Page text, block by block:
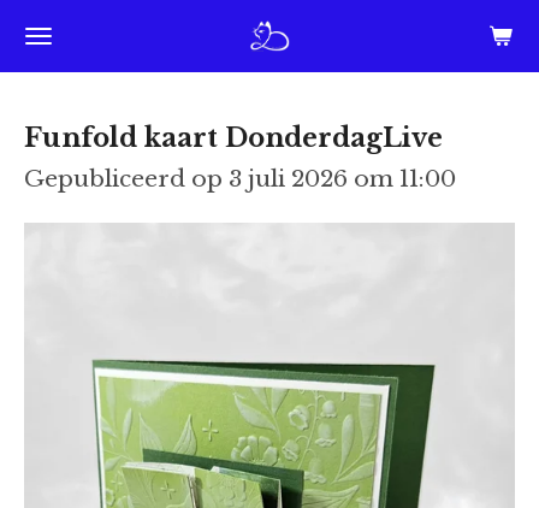
Ga
direct
de
hoofdinhoud
Funfold kaart DonderdagLive
Gepubliceerd op 3 juli 2026 om 11:00